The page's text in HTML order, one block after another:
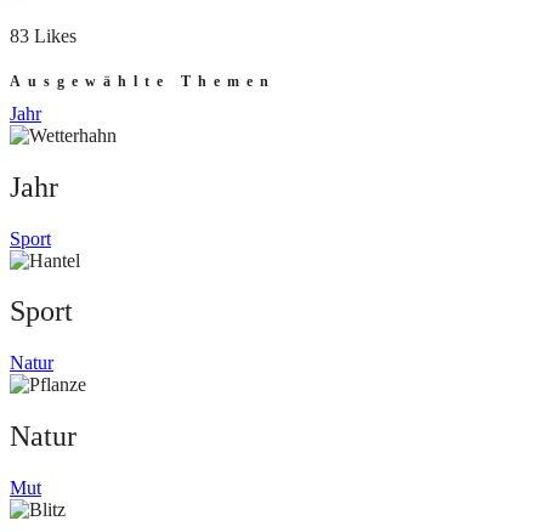
83 Likes
Ausgewählte Themen
Jahr
Jahr
Sport
Sport
Natur
Natur
Mut